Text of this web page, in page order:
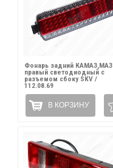
Фонарь задний КАМАЗ,МАЗ
правый светодиодный с
разъемом сбоку SKV /
112.08.69
В КОРЗИНУ